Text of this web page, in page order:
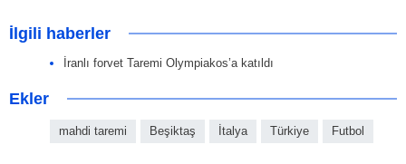
İlgili haberler
İranlı forvet Taremi Olympiakos’a katıldı
Ekler
mahdi taremi Beşiktaş İtalya Türkiye Futbol